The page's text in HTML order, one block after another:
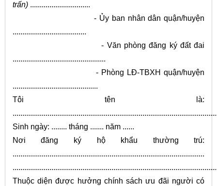
trấn)...............................
- Ủy ban nhân dân quận/huyện
......................................
- Văn phòng đăng ký đất đai
................................................
- Phòng LĐ-TBXH quận/huyện
............................................
Tôi tên là:
Sinh ngày: ........ tháng ....... năm ......
Nơi đăng ký hộ khẩu thường trú:
...................................................................................................
Thuộc diện được hưởng chính sách ưu đãi người có